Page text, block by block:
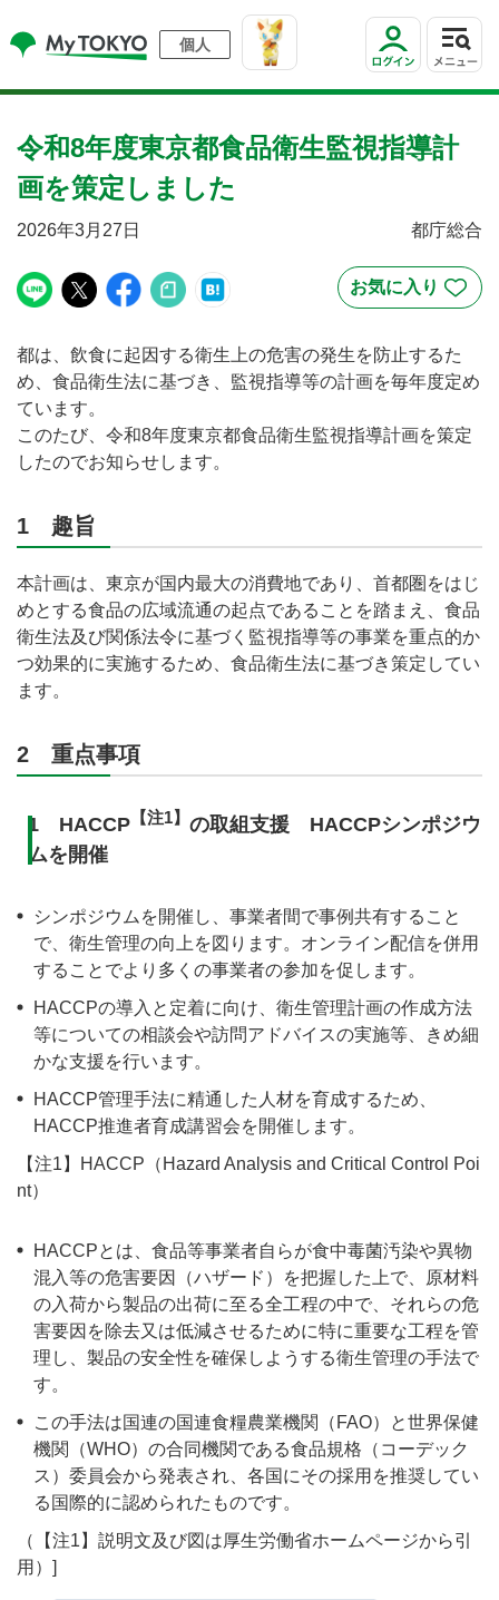
個人
令和8年度東京都食品衛生監視指導計
画を策定しました
2026年3月27日 都庁総合
都は、飲食に起因する衛生上の危害の発生を防止するた
め、食品衛生法に基づき、監視指導等の計画を毎年度定め
ています。
このたび、令和8年度東京都食品衛生監視指導計画を策定
したのでお知らせします。
1 趣旨
本計画は、東京が国内最大の消費地であり、首都圏をはじ
めとする食品の広域流通の起点であることを踏まえ、食品
衛生法及び関係法令に基づく監視指導等の事業を重点的か
つ効果的に実施するため、食品衛生法に基づき策定してい
ます。
2 重点事項
1 HACCP 【注1】 の取組支援 HACCPシンポジウ
ムを開催
シンポジウムを開催し、事業者間で事例共有すること
で、衛生管理の向上を図ります。オンライン配信を併用
することでより多くの事業者の参加を促します。
HACCPの導入と定着に向け、衛生管理計画の作成方法
等についての相談会や訪問アドバイスの実施等、きめ細
かな支援を行います。
HACCP管理手法に精通した人材を育成するため、
HACCP推進者育成講習会を開催します。
【注1】HACCP（Hazard Analysis and Critical Control Poi
nt）
HACCPとは、食品等事業者自らが食中毒菌汚染や異物
混入等の危害要因（ハザード）を把握した上で、原材料
の入荷から製品の出荷に至る全工程の中で、それらの危
害要因を除去又は低減させるために特に重要な工程を管
理し、製品の安全性を確保しようする衛生管理の手法で
す。
この手法は国連の国連食糧農業機関（FAO）と世界保健
機関（WHO）の合同機関である食品規格（コーデック
ス）委員会から発表され、各国にその採用を推奨してい
る国際的に認められたものです。
（【注1】説明文及び図は厚生労働省ホームページから引
用）]